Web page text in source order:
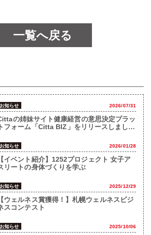
一覧へ戻る
お知らせ 2026/07/31
の姉妹サイト健康経営の意思決定プラッ
トフォーム「Citta BIZ」をリリースしまし
お知らせ 2026/01/28
【イベント紹介】1252プロジェクト 女子ア
リートの身体づくりを学ぶ
お知らせ 2025/12/29
【ウェルネス賞獲得！】札幌ウェルネスビジ
スコンテスト
お知らせ 2025/10/06